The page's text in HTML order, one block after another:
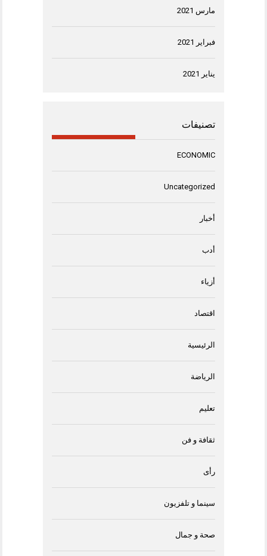
مارس 2021
فبراير 2021
يناير 2021
تصنيفات
ECONOMIC
Uncategorized
أخبار
أدب
أزياء
اقتصاد
الرئيسية
الرياضة
تعليم
ثقافة و فن
رأى
سينما و تلفزيون
صحة و جمال